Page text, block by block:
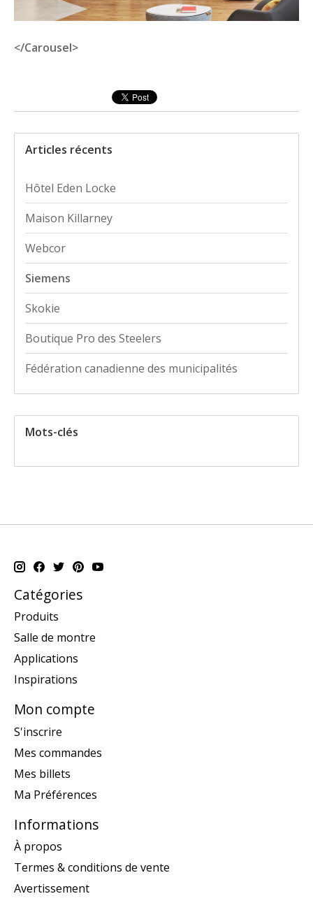
</Carousel>
Articles récents
Hôtel Eden Locke
Maison Killarney
Webcor
Siemens
Skokie
Boutique Pro des Steelers
Fédération canadienne des municipalités
Mots-clés
Catégories
Produits
Salle de montre
Applications
Inspirations
Mon compte
S'inscrire
Mes commandes
Mes billets
Ma Préférences
Informations
À propos
Termes & conditions de vente
Avertissement